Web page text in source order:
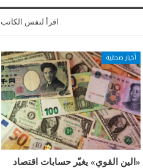
اقرأ لنفس الكاتب
أخبار صحفية
«الين القوي» يغيّر حسابات اقتصاد